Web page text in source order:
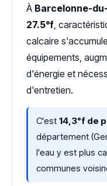
À Barcelonne-
27.5°f,
calcaire
équipements,
d'énergie et
d'entretien.
C'est 14,3°f de
département
l'eau y est plus
communes